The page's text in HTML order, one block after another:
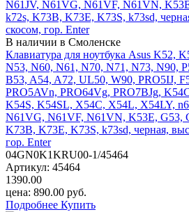
В наличии в Смоленске
Клавиатура для ноутбука Asus K52,
N53, N60, N61, N70, N71, N73, N90,
B53, A54, A72, UL50, W90, PRO5IJ,
PRO5AVn, PRO64Vg, PRO7BJg,
K54S, K54SL, X54C, X54L, X54LY,
N61VG, N61VF, N61VN, K53E, G53,
K73B, K73E, K73S, k73sd, черная,
гор. Enter
04GN0K1KRU00-1/45464
Артикул: 45464
1390.00
цена: 890.00 руб.
Подробнее Купить